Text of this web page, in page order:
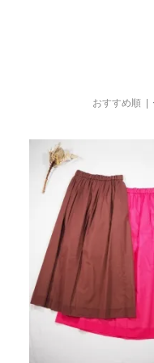
おすすめ順 |